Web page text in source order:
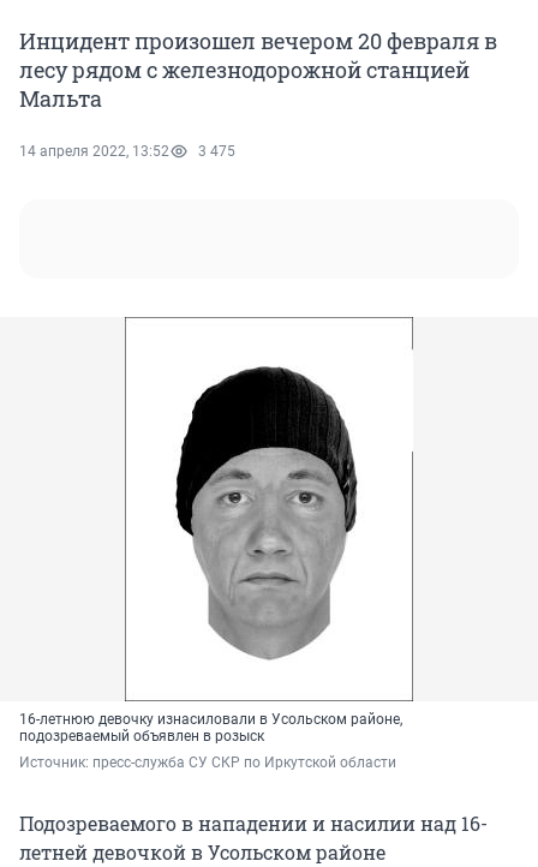
Инцидент произошел вечером 20 февраля в
лесу рядом с железнодорожной станцией
Мальта
14 апреля 2022, 13:52 3 475
16-летнюю девочку изнасиловали в Усольском районе,
подозреваемый объявлен в розыск
Источник: пресс-служба СУ СКР по Иркутской области
Подозреваемого в нападении и насилии над 16-
летней девочкой в Усольском районе